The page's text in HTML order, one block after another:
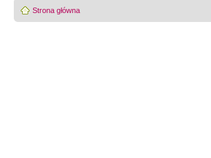
Strona główna